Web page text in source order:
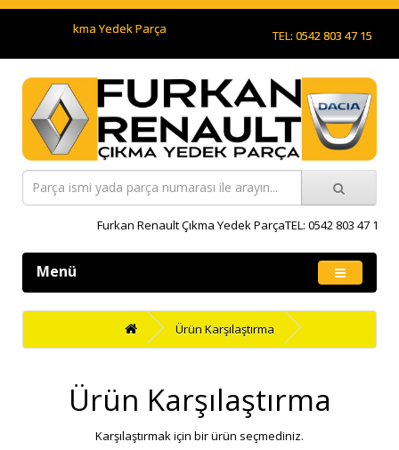
Renault Çıkma Yedek Parça TEL: 0542 803 47 15
Furkan Renault Çıkma Yedek ParçaTEL: 0542 803 47 15
Menü
Ürün Karşılaştırma
Ürün Karşılaştırma
Karşılaştırmak için bir ürün seçmediniz.